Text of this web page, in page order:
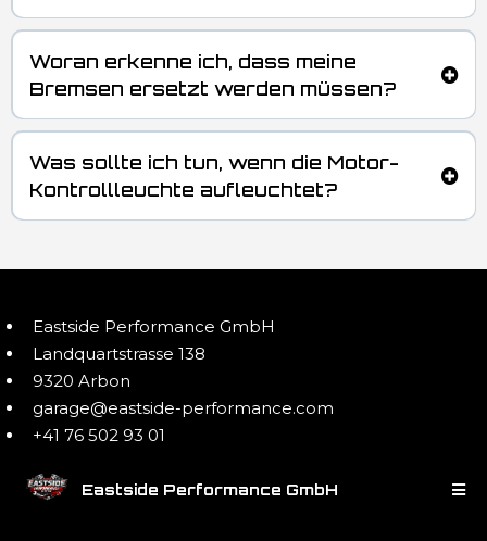
Woran erkenne ich, dass meine
Bremsen ersetzt werden müssen?
Was sollte ich tun, wenn die Motor-
Kontrollleuchte aufleuchtet?
Eastside Performance GmbH
Landquartstrasse 138
9320 Arbon
garage@eastside-performance.com
+41 76 502 93 01
Eastside Performance GmbH